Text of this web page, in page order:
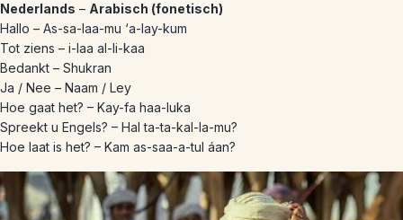
Nederlands – Arabisch (fonetisch)
Hallo – As-sa-laa-mu ‘a-lay-kum
Tot ziens – i-laa al-li-kaa
Bedankt – Shukran
Ja / Nee – Naam / Ley
Hoe gaat het? – Kay-fa haa-luka
Spreekt u Engels? – Hal ta-ta-kal-la-mu?
Hoe laat is het? – Kam as-saa-a-tul áan?